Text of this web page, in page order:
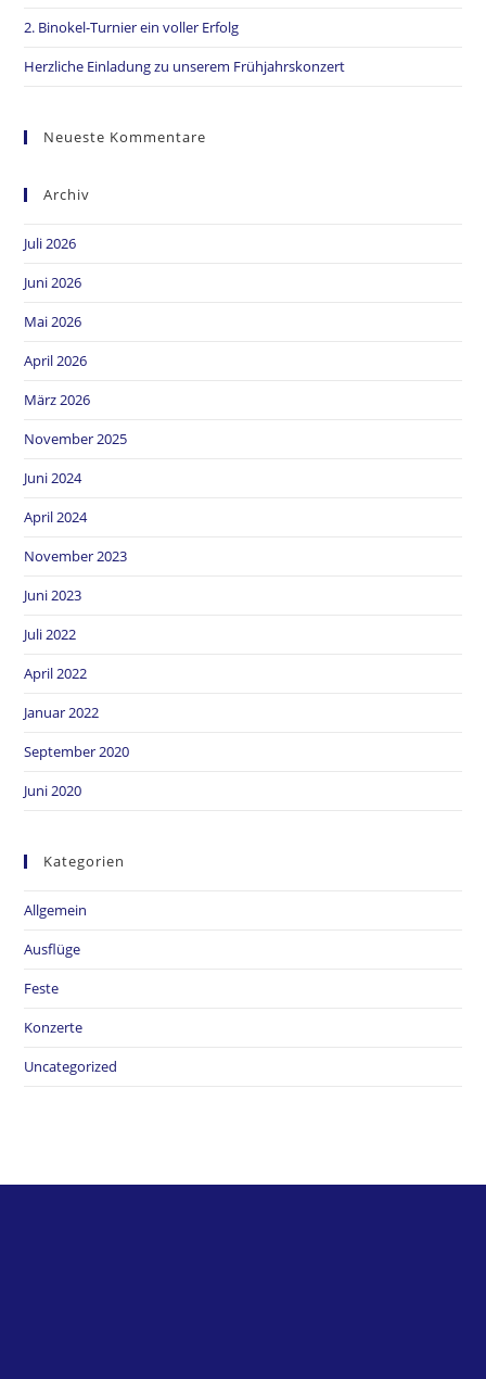
2. Binokel-Turnier ein voller Erfolg
Herzliche Einladung zu unserem Frühjahrskonzert
Neueste Kommentare
Archiv
Juli 2026
Juni 2026
Mai 2026
April 2026
März 2026
November 2025
Juni 2024
April 2024
November 2023
Juni 2023
Juli 2022
April 2022
Januar 2022
September 2020
Juni 2020
Kategorien
Allgemein
Ausflüge
Feste
Konzerte
Uncategorized